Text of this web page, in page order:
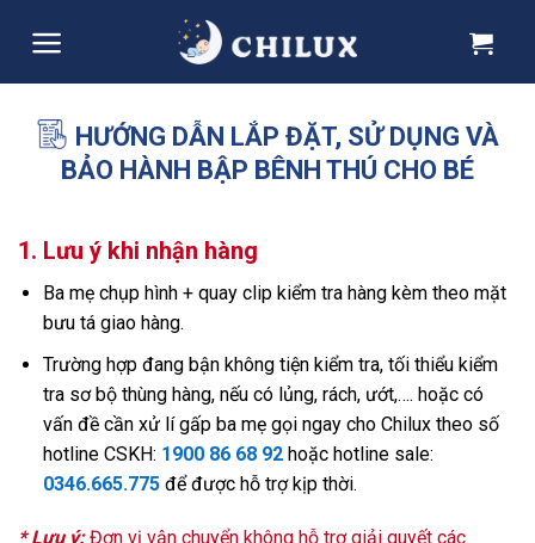
HƯỚNG DẪN LẮP ĐẶT, SỬ DỤNG VÀ
BẢO HÀNH BẬP BÊNH THÚ CHO BÉ
1. Lưu ý khi nhận hàng
Ba mẹ chụp hình + quay clip kiểm tra hàng kèm theo mặt
bưu tá giao hàng.
Trường hợp đang bận không tiện kiểm tra, tối thiểu kiểm
tra sơ bộ thùng hàng, nếu có lủng, rách, ướt,…. hoặc có
vấn đề cần xử lí gấp ba mẹ gọi ngay cho Chilux theo số
hotline CSKH: 1900 86 68 92 hoặc hotline sale:
0346.665.775để được hỗ trợ kịp thời.
* Lưu ý:Đơn vị vận chuyển không hỗ trợ giải quyết các